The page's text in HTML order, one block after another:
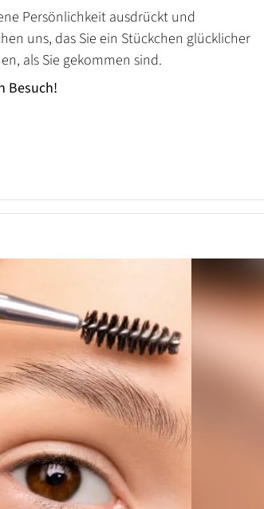
Persönlichkeit ausdrückt und
uns, das Sie ein Stückchen glücklicher
als Sie gekommen sind.
Besuch!